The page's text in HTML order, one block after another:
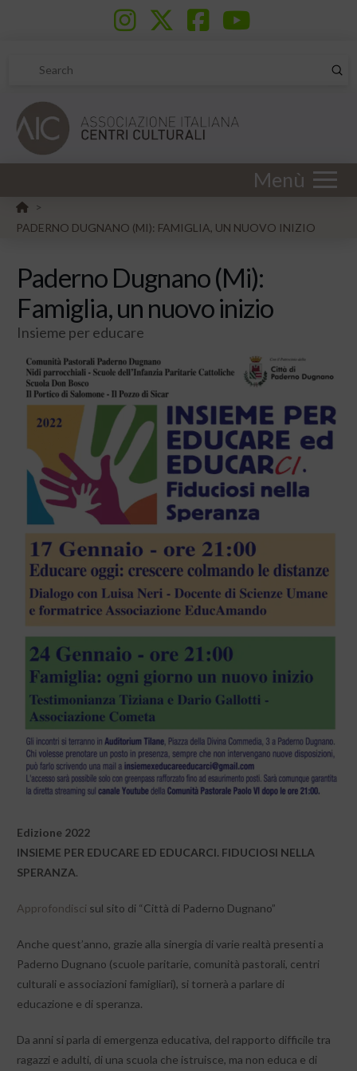
Search
Menù
HOME
>
PADERNO DUGNANO (MI): FAMIGLIA, UN NUOVO INIZIO
Paderno Dugnano (Mi):
Famiglia, un nuovo inizio
Insieme per educare
Edizione 2022
INSIEME PER EDUCARE ED EDUCARCI. FIDUCIOSI NELLA
SPERANZA.
Approfondisci sul sito di “Città di Paderno Dugnano”
Anche quest’anno, grazie alla sinergia di varie realtà presenti a
Paderno Dugnano (scuole paritarie, comunità pastorali, centri
culturali e associazioni famigliari), si tornerà a parlare di
educazione e di speranza.
Da anni si parla di emergenza educativa, del rapporto difficile tra
ragazzi e adulti, di una scuola che istruisce, ma non educa e di